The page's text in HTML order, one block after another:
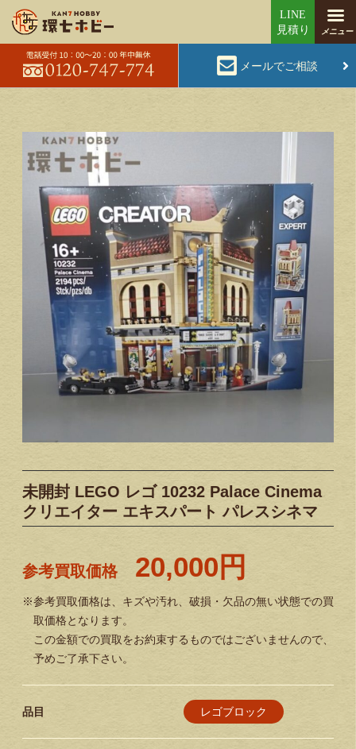
メールでご相談
未開封 LEGO レゴ 10232 Palace Cinema
クリエイター エキスパート パレスシネマ
参考買取価格 20,000円
※参考買取価格は、キズや汚れ、破損・欠品の無い状態での買
取価格となります。
この金額での買取をお約束するものではございませんので、
予めご了承下さい。
品目 レゴブロック